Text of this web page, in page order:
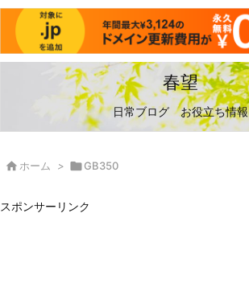
春望
日常ブログ お役立ち情報
ホーム > GB350
スポンサーリンク